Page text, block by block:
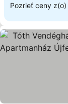
Pozrieť ceny z(o)